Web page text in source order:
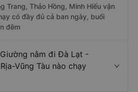
Trang, Thảo Hồng, Minh Hiếu vận
có đầy đủ cả ban ngày, buổi
đêm
nằm đi Đà Lạt -
Vũng Tàu nào chạy